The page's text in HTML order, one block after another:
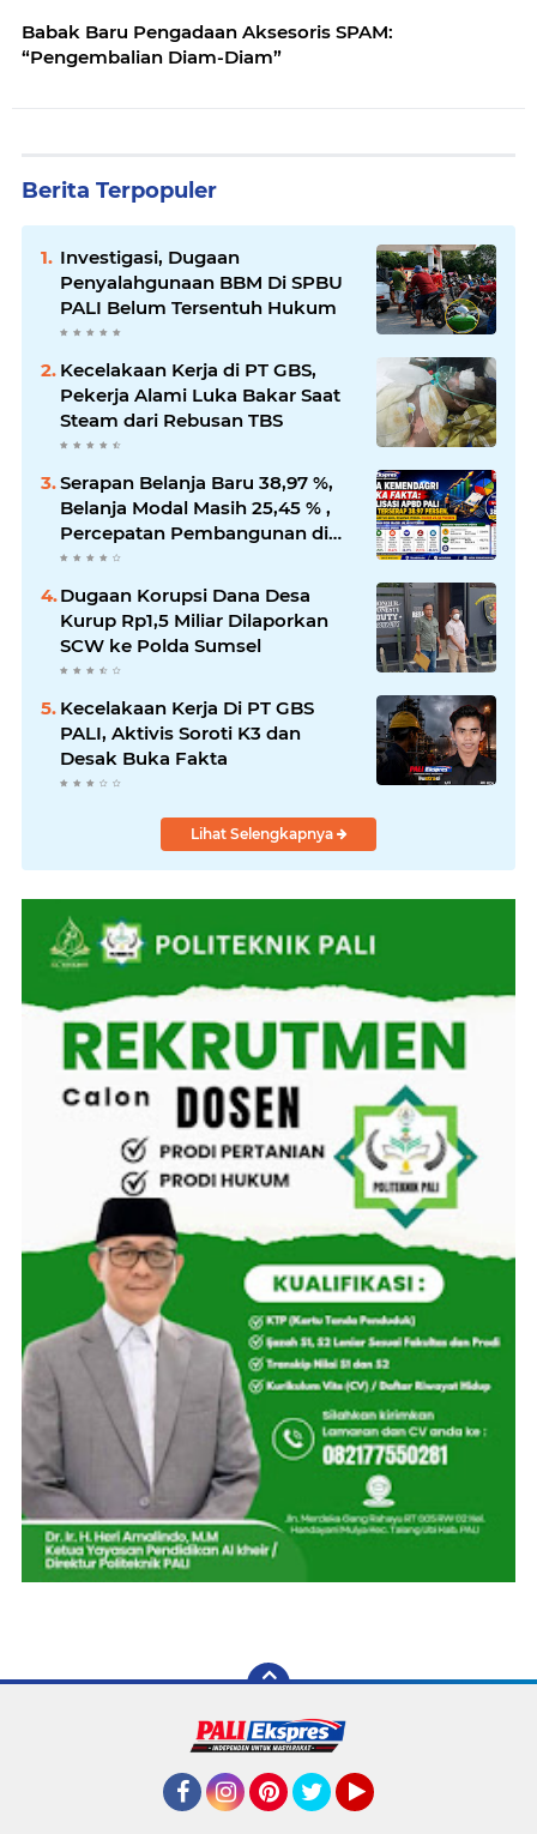
Babak Baru Pengadaan Aksesoris SPAM:
“Pengembalian Diam-Diam”
Berita Terpopuler
Investigasi, Dugaan
Penyalahgunaan BBM Di SPBU
PALI Belum Tersentuh Hukum
Kecelakaan Kerja di PT GBS,
Pekerja Alami Luka Bakar Saat
Steam dari Rebusan TBS
Serapan Belanja Baru 38,97 %,
Belanja Modal Masih 25,45 % ,
Percepatan Pembangunan di
PALI Dipertanyakan
Dugaan Korupsi Dana Desa
Kurup Rp1,5 Miliar Dilaporkan
SCW ke Polda Sumsel
Kecelakaan Kerja Di PT GBS
PALI, Aktivis Soroti K3 dan
Desak Buka Fakta
Lihat Selengkapnya